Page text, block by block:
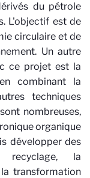
du pétrole
L'objectif est de
circulaire et de
Un autre
ce projet est la
combinant la
techniques
nombreuses,
organique
développer des
la
transformation